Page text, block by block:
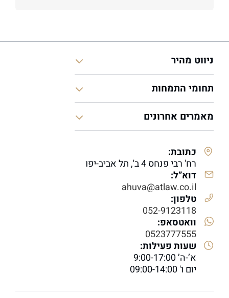
כתובת:
רח' רבי פנחס 4 ב', תל אביב-יפו
דוא”ל:
ahuva@atlaw.co.il
טלפון:
052-9123118
וואטסאפ:
0523777555
שעות פעילות:
א’-ה’ 9:00-17:00
יום ו' 09:00-14:00
ניווט מהיר
תחומי התמחות
מאמרים אחרונים